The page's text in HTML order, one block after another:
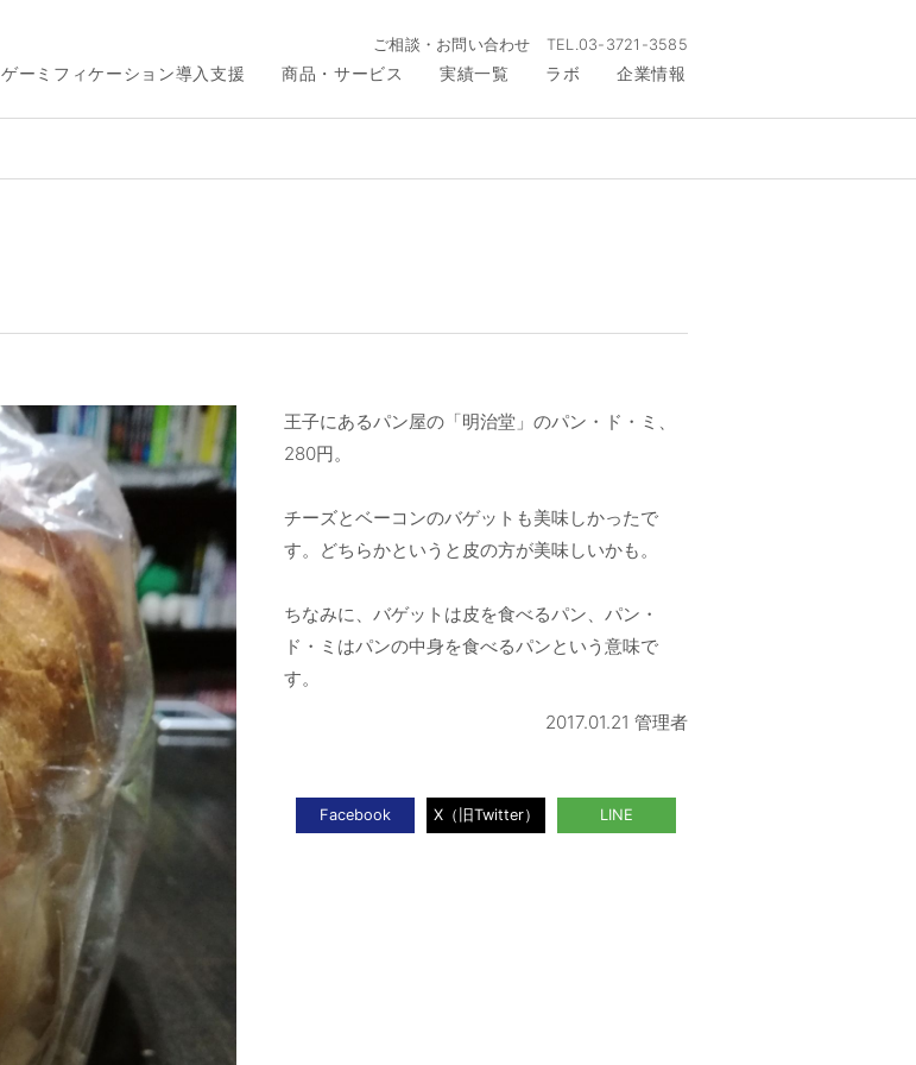
ご相談・お問い合わせ TEL.03-3721-3585
ゲーミフィケーション導入支援 商品・サービス 実績一覧 ラボ 企業情報
王子にあるパン屋の「明治堂」のパン・ド・ミ、
280円。
チーズとベーコンのバゲットも美味しかったで
す。どちらかというと皮の方が美味しいかも。
ちなみに、バゲットは皮を食べるパン、パン・
ド・ミはパンの中身を食べるパンという意味で
す。
2017.01.21 管理者